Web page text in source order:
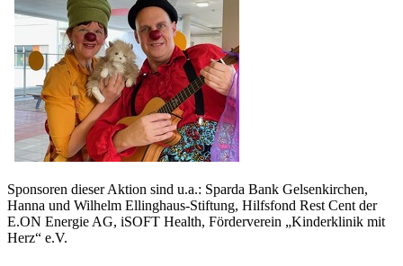
Sponsoren dieser Aktion sind u.a.: Sparda Bank Gelsenkirchen,
Hanna und Wilhelm Ellinghaus-Stiftung, Hilfsfond Rest Cent der
E.ON Energie AG, iSOFT Health, Förderverein „Kinderklinik mit
Herz“ e.V.